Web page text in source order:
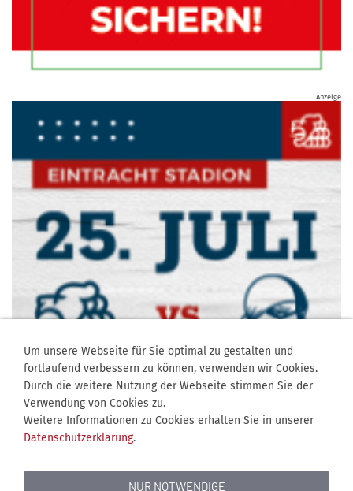
Anzeige
Um unsere Webseite für Sie optimal zu gestalten und
fortlaufend verbessern zu können, verwenden wir Cookies.
Durch die weitere Nutzung der Webseite stimmen Sie der
Verwendung von Cookies zu.
Weitere Informationen zu Cookies erhalten Sie in unserer
Datenschutzerklärung.
NUR NOTWENDIGE